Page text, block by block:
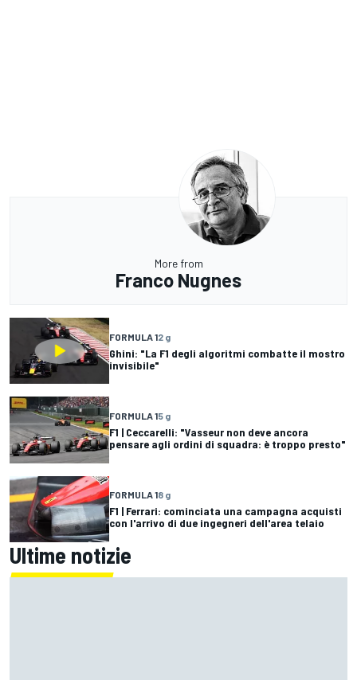
More from
Franco Nugnes
FORMULA 12 g
Ghini: "La F1 degli algoritmi combatte il mostro
invisibile"
FORMULA 15 g
F1 | Ceccarelli: "Vasseur non deve ancora
pensare agli ordini di squadra: è troppo presto"
FORMULA 18 g
F1 | Ferrari: cominciata una campagna acquisti
con l'arrivo di due ingegneri dell'area telaio
Ultime notizie